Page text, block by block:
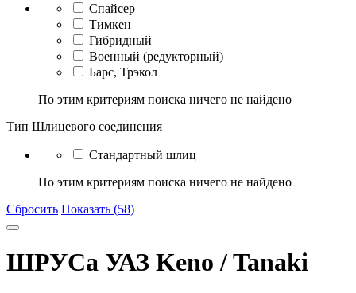
Спайсер
Тимкен
Гибридный
Военный (редукторный)
Барс, Трэкол
По этим критериям поиска ничего не найдено
Тип Шлицевого соединения
Стандартный шлиц
По этим критериям поиска ничего не найдено
Сбросить Показать (58)
ШРУСа УАЗ Keno / Tanaki